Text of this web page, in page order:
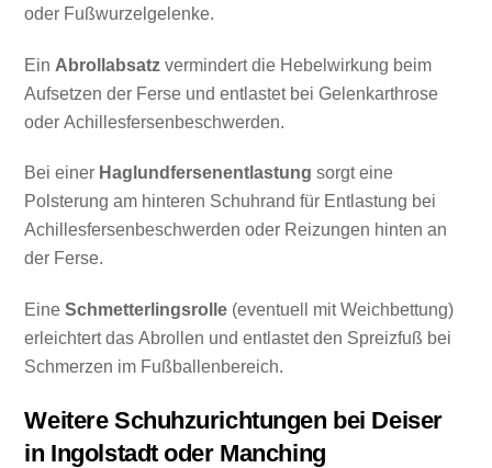
oder Fußwurzelgelenke.
Ein Abrollabsatz vermindert die Hebelwirkung beim
Aufsetzen der Ferse und entlastet bei Gelenkarthrose
oder Achillesfersenbeschwerden.
Bei einer Haglundfersenentlastung sorgt eine
Polsterung am hinteren Schuhrand für Entlastung bei
Achillesfersenbeschwerden oder Reizungen hinten an
der Ferse.
EineSchmetterlingsrolle (eventuell mit Weichbettung)
erleichtert das Abrollen und entlastet den Spreizfuß bei
Schmerzen im Fußballenbereich.
Weitere Schuhzurichtungen bei Deiser
in Ingolstadt oder Manching